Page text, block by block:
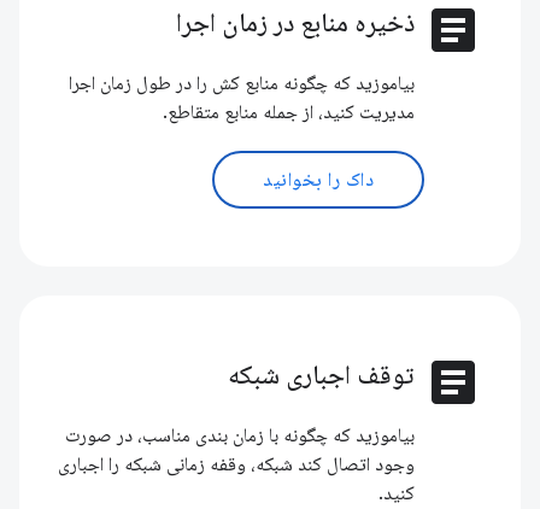
article ذخیره منابع در زمان اجرا
بیاموزید که چگونه منابع کش را در طول زمان اجرا
مدیریت کنید، از جمله منابع متقاطع.
داک را بخوانید
article توقف اجباری شبکه
بیاموزید که چگونه با زمان بندی مناسب، در صورت
وجود اتصال کند شبکه، وقفه زمانی شبکه را اجباری
کنید.